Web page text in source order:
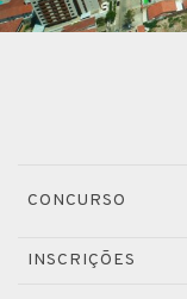
CONCURSO
INSCRIÇÕES